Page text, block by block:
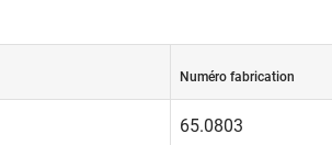
Numéro fabrication
65.0803